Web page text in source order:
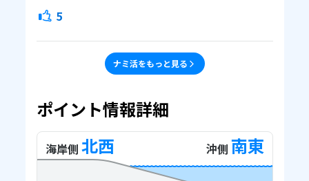
5
ナミ活をもっと見る
ポイント情報詳細
海岸側 北西 沖側 南東